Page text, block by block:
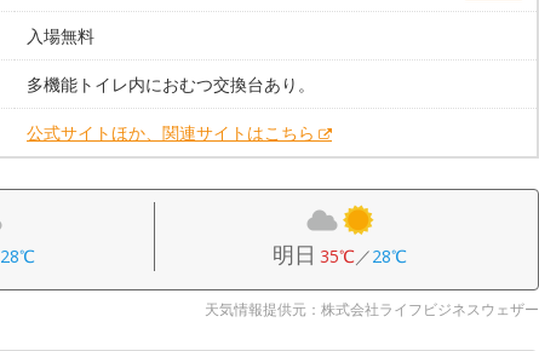
入場無料
多機能トイレ内におむつ交換台あり。
公式サイトほか、関連サイトはこちら
28℃ 明日 35℃／28℃
天気情報提供元：株式会社ライフビジネスウェザー